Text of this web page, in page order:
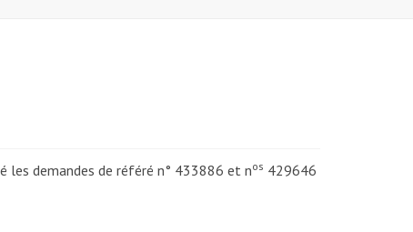
les demandes de référé n° 433886 et nos 429646